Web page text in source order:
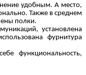
удобным. А место,
Также в среднем
полки.
установлена
фурнитура
функциональность,